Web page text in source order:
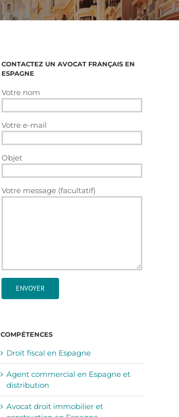
CONTACTEZ UN AVOCAT FRANÇAIS EN
ESPAGNE
Votre nom
Votre e-mail
Objet
Votre message (facultatif)
COMPÉTENCES
Droit fiscal en Espagne
Agent commercial en Espagne et
distribution
Avocat droit immobilier et